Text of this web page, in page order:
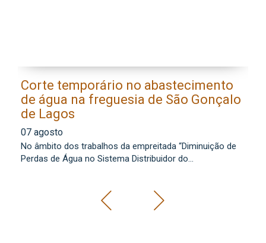
Corte temporário no abastecimento
de água na freguesia de São Gonçalo
de Lagos
07 agosto
No âmbito dos trabalhos da empreitada “Diminuição de
Perdas de Água no Sistema Distribuidor do...